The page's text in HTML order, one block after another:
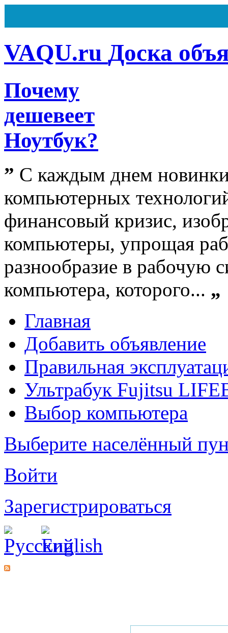
VAQU.ru Доска
Почему
дешевеет
Ноутбук?
” С каждым днем
компьютерных
финансовый кризис,
компьютеры, упрощая
разнообразие в рабочую
компьютера, которого... „
Главная
Добавить объявление
Правильная
Ультрабук Fujitsu
Выбор компьютера
Выберите населённый
Войти
Зарегистрироваться